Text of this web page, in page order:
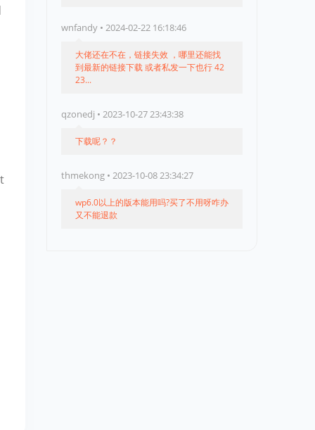
wnfandy • 2024-02-22 16:18:46
大佬还在不在，链接失效 ，哪里还能找
到最新的链接下载 或者私发一下也行 42
23...
qzonedj • 2023-10-27 23:43:38
下载呢？？
thmekong • 2023-10-08 23:34:27
wp6.0以上的版本能用吗?买了不用呀咋办
又不能退款